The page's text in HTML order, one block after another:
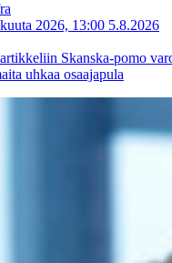
2026, 13:00 5.8.2026
artikkeliin Skanska-pomo
uhkaa osaajapula